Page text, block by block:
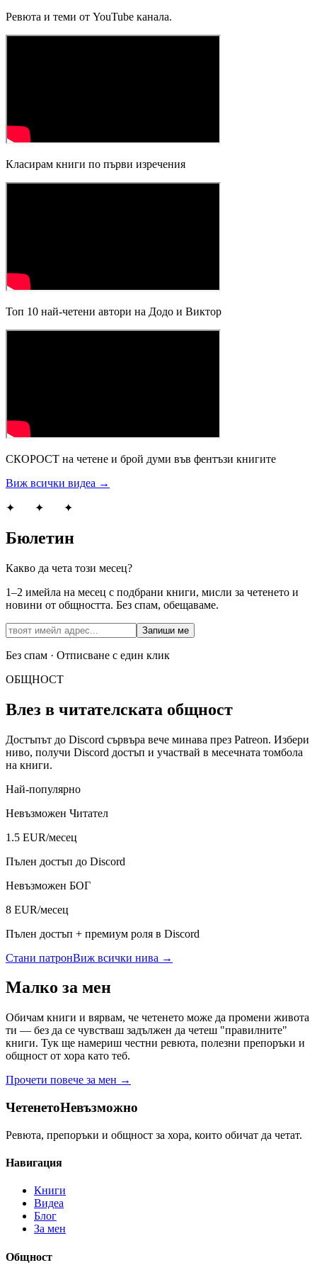
Ревюта и теми от YouTube канала.
Класирам книги по първи изречения
Топ 10 най-четени автори на Додо и Виктор
СКОРОСТ на четене и брой думи във фентъзи книгите
Виж всички видеа →
✦ ✦ ✦
Бюлетин
Какво да чета този месец?
1–2 имейла на месец с подбрани книги, мисли за четенето и
новини от общността. Без спам, обещаваме.
Запиши ме
Без спам · Отписване с един клик
ОБЩНОСТ
Влез в читателската общност
Достъпът до Discord сървъра вече минава през Patreon. Избери
ниво, получи Discord достъп и участвай в месечната томбола
на книги.
Най-популярно
Невъзможен Читател
1.5 EUR/месец
Пълен достъп до Discord
Невъзможен БОГ
8 EUR/месец
Пълен достъп + премиум роля в Discord
Стани патронВиж всички нива →
Малко за мен
Обичам книги и вярвам, че четенето може да промени живота
ти — без да се чувстваш задължен да четеш "правилните"
книги. Тук ще намериш честни ревюта, полезни препоръки и
общност от хора като теб.
Прочети повече за мен →
ЧетенетоНевъзможно
Ревюта, препоръки и общност за хора, които обичат да четат.
Навигация
Книги
Видеа
Блог
За мен
Общност